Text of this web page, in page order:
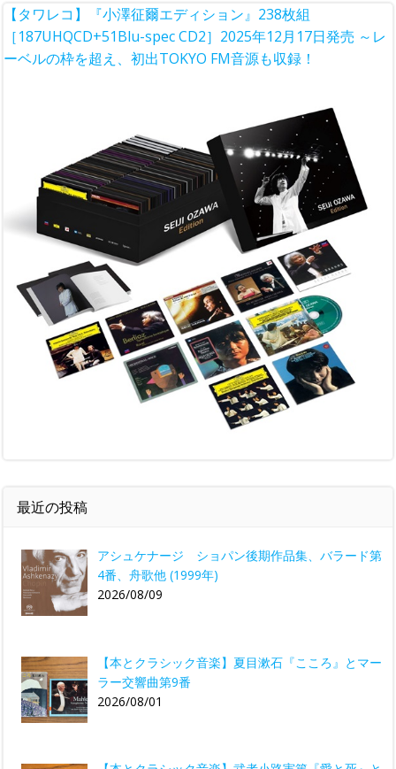
【タワレコ】『小澤征爾エディション』238枚組
［187UHQCD+51Blu-spec CD2］2025年12月17日発売 ～レ
ーベルの枠を超え、初出TOKYO FM音源も収録！
最近の投稿
アシュケナージ ショパン後期作品集、バラード第
4番、舟歌他 (1999年)
2026/08/09
【本とクラシック音楽】夏目漱石『こころ』とマー
ラー交響曲第9番
2026/08/01